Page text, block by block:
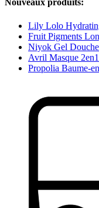
Nouveaux produits:
Lily Lolo
Fruit Pigments
Niyok Gel
Avril Masque
Propolia Baume-